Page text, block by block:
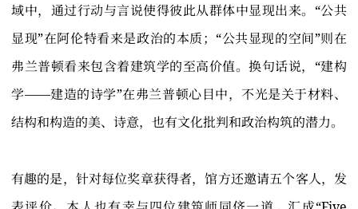
域中，通过行动与言说使得彼此从群体中显现出来。“公共
显现”在阿伦特看来是政治的本质；“公共显现的空间”则在
弗兰普顿看来包含着建筑学的至高价值。换句话说，“建构
学——建造的诗学”在弗兰普顿心目中，不光是关于材料、
结构和构造的美、诗意，也有文化批判和政治构筑的潜力。
有趣的是，针对每位奖章获得者，馆方还邀请五个客人，发